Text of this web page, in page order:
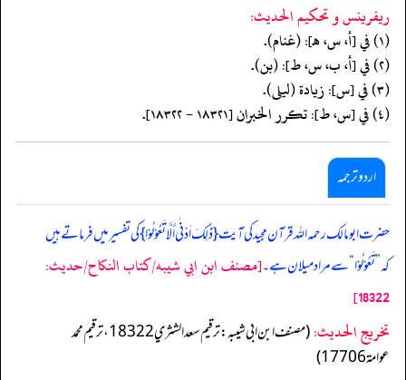
ريفرينس و تحكيم الحدیث:
(١) في [أ، س، هـ]: (غنام).
(٢) في [أ، ب، س، ط]: (بن).
(٣) في [س]: زيادة (ليلى).
(٤) في [س، ط]: تكرر الخبران [١٨٣٢١ - ١٨٣٢٢].
اردو ترجمہ
حضرت ابو مالک رحمہ اللہ قرآن مجید کی آیت { ذٰلِکَ اَدْنٰی أَلَّا تَعُوْلُوْا } کی تفسیر میں فرماتے ہیں
کہ”تَعُوْلُوْا“سے مراد میلان ہے۔[مصنف ابن ابي شيبه/كتاب النكاح/حدیث:
18322]
تخریج الحدیث:
(مصنف ابن ابي شيبه: ترقيم سعد الشثري 18322، ترقيم محمد
عوامة 17706)